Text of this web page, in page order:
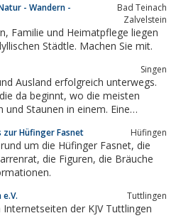
- Wandern -
Bad Teinach
Zalvelstein
Städtle. Machen Sie mit.
Singen
Ausland erfolgreich unterwegs.
da beginnt, wo die meisten
und Staunen in einem. Eine
Hüfinger Fasnet Hüfingen
um die Hüfinger Fasnet, die
weitere Informationen.
Tuttlingen
der KJV Tuttlingen